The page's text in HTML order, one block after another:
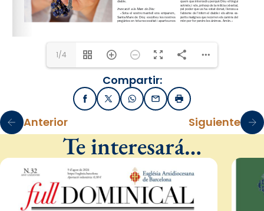
1/4
Compartir:
FacebookX / TwitterWhatsApp
EmailImprimir
Anterior Siguiente
Te interesará…